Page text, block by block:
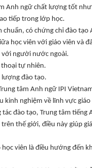
Anh ngữ chất lượng tốt
tiếp trong lớp học.
chuẩn, có chứng chỉ đào tạo
học viên với giáo viên và
với người nước ngoài.
thoại tự nhiên.
lượng đào tạo.
tâm Anh ngữ IPI
kinh nghiệm về lĩnh vực giáo
đào tạo, Trung tâm
thế giới, điều này giúp
viên là điều hướng đến